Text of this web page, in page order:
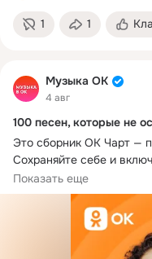
1 1
Музыка ОК
4 авг
100 песен, которые не
Это сборник ОК Чарт —
https://ok.ru/music/
Показать еще